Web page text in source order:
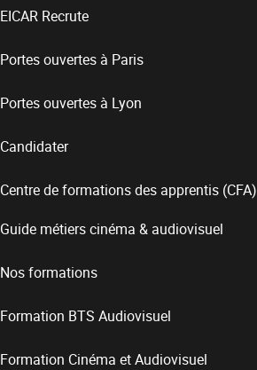
EICAR Recrute
Portes ouvertes à Paris
Portes ouvertes à Lyon
Candidater
Centre de formations des apprentis (CFA)
Guide métiers cinéma & audiovisuel
Nos formations
Formation BTS Audiovisuel
Formation Cinéma et Audiovisuel